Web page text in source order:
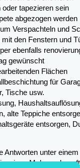
tapezieren sein
abgezogen werden
Verspachteln und
den Fenstern und
ebenfalls
gewünscht
Flächen
für
Tische usw.
alte Teppiche
entsorgen,
Antworten unter
einen Maler zu